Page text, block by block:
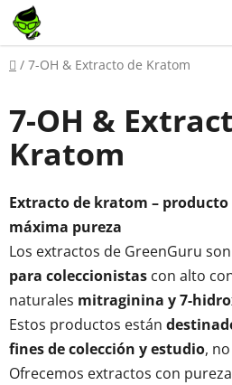
contenido
Inicio
/ 7-OH & Extracto de Kratom
7-OH &
Kratom
Extracto de kratom – producto
máxima pureza
Los extractos de GreenGuru son
para coleccionistas con alto
naturales mitraginina y 7-
Estos productos están
fines de colección y estudio,
Ofrecemos extractos con